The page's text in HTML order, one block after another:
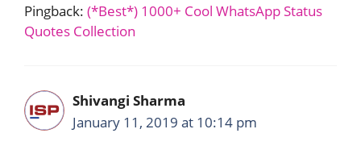
Pingback: (*Best*) 1000+ Cool WhatsApp Status
Quotes Collection
Shivangi Sharma
January 11, 2019 at 10:14 pm